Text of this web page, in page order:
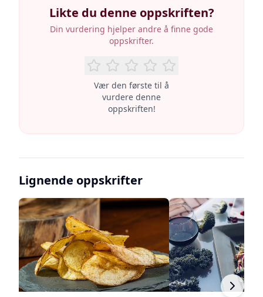
Likte du denne oppskriften?
Din vurdering hjelper andre å finne gode
oppskrifter.
Vær den første til å
vurdere denne
oppskriften!
Lignende oppskrifter